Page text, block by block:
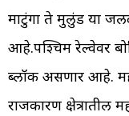
माटुंगा ते मुलुंड या
आहे.पश्चिम रेल्वेवर
ब्लॉक असणार आहे.
राजकारण क्षेत्रातील